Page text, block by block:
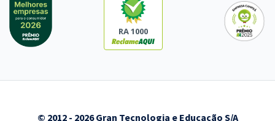
RA 1000
© 2012 - 2026 Gran Tecnologia e Educação S/A